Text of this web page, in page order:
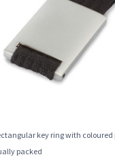
key ring with coloured
packed